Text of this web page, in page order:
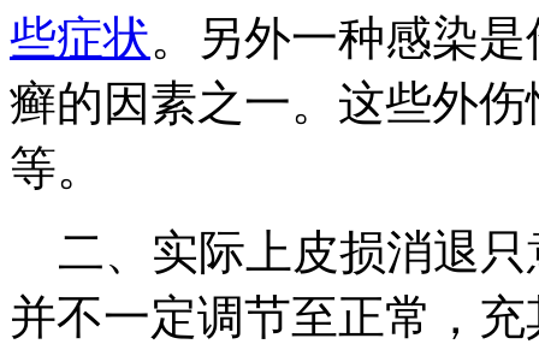
些症状。另外一种感染
癣的因素之一。这些外
等。
二、实际上皮损消退只
并不一定调节至正常，